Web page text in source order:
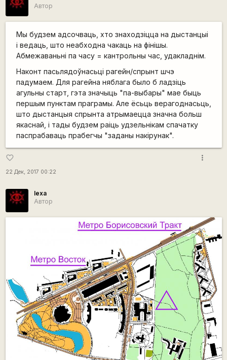
Автор
Мы будзем адсочваць, хто знаходзіцца на дыстанцыі
і ведаць, што неабходна чакаць на фінішы.
Абмежаваньні па часу = кантрольны час, удакладнім.
Наконт пасьлядоўнасьці рагейн/спрынт шчэ
падумаем. Для рагейна няблага было б ладзіць
агульны старт, гэта значыць "па-выбары" мае быць
першым пунктам праграмы. Але ёсьць верагоднасьць,
што дыстанцыя спрынта атрымаецца значна больш
якаснай, і тады будзем раіць удзельнікам спачатку
паспрабаваць прабегчы "заданы накірунак".
favorite_border
22 Дек, 2017 00:22
more_vert
lexa
Автор